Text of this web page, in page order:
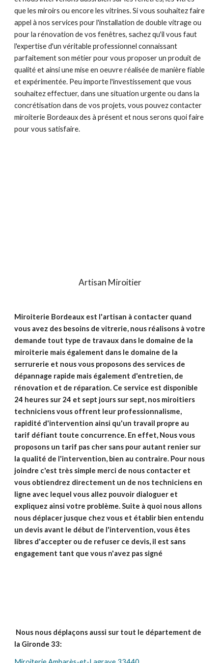
que les miroirs ou encore les vitrines. Si vous souhaitez faire
appel à nos services pour l'installation de double vitrage ou
pour la rénovation de vos fenêtres, sachez qu'il vous faut
l'expertise d'un véritable professionnel connaissant
parfaitement son métier pour vous proposer un produit de
qualité et ainsi une mise en oeuvre réalisée de manière fiable
et expérimentée. Peu importe l'investissement que vous
souhaitez effectuer, dans une situation urgente ou dans la
concrétisation dans de vos projets, vous pouvez contacter
miroiterie Bordeaux des à présent et nous serons quoi faire
pour vous satisfaire.
Artisan Miroitier
Miroiterie Bordeaux est l'artisan à contacter quand
vous avez des besoins de vitrerie, nous réalisons à votre
demande tout type de travaux dans le domaine de la
miroiterie mais également dans le domaine de la
serrurerie et nous vous proposons des services de
dépannage rapide mais également d'entretien, de
rénovation et de réparation. Ce service est disponible
24 heures sur 24 et sept jours sur sept, nos miroitiers
techniciens vous offrent leur professionnalisme,
rapidité d'intervention ainsi qu'un travail propre au
tarif défiant toute concurrence. En effet, Nous vous
proposons un tarif pas cher sans pour autant renier sur
la qualité de l'intervention, bien au contraire. Pour nous
joindre c'est très simple merci de nous contacter et
vous obtiendrez directement un de nos techniciens en
ligne avec lequel vous allez pouvoir dialoguer et
expliquez ainsi votre problème. Suite à quoi nous allons
nous déplacer jusque chez vous et établir bien entendu
un devis avant le début de l'intervention, vous êtes
libres d'accepter ou de refuser ce devis, il est sans
engagement tant que vous n'avez pas signé
Nous nous déplaçons aussi sur tout le département de
la Gironde 33: